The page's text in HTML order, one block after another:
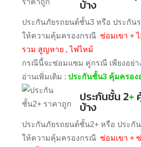
ประกันภัยรถยนต์ชั้น3 หรือ ประกัน
ให้ความคุ้มครองกรณีซ่อมเขา + ไ
รวม สูญหาย , ไฟไหม้
กรณีนี้จะซ่อมแซม คู่กรณี เพียงอย่าง
อ่านเพิ่มเติม :ประกันชั้น3 คุ้มครองอ
ประกันชั้น 2+
บ้าง
ประกันภัยรถยนต์ชั้น2+ หรือ ประกั
ให้ความคุ้มครองกรณี ซ่อมเขา +
เท่านั้น) + สูญหาย + ไฟไหม้